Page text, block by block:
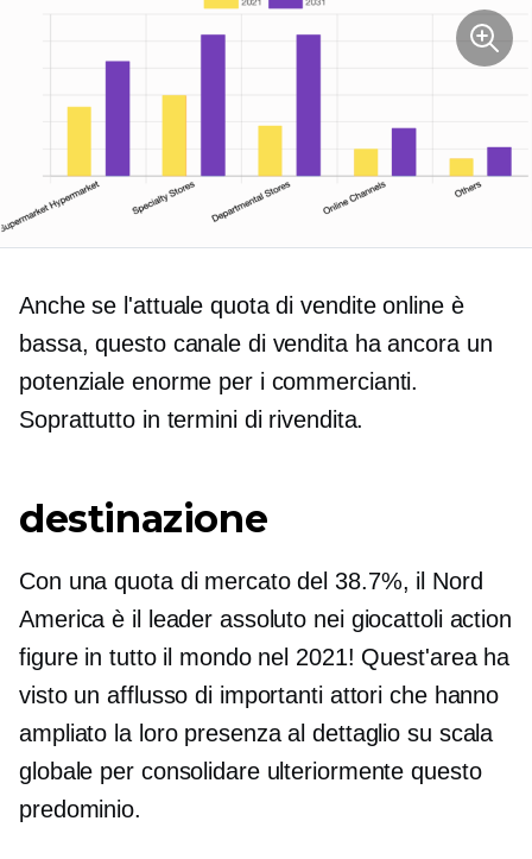
Anche se l'attuale quota di vendite online è
bassa, questo canale di vendita ha ancora un
potenziale enorme per i commercianti.
Soprattutto in termini di rivendita.
destinazione
Con una quota di mercato del 38.7%, il Nord
America è il leader assoluto nei giocattoli action
figure in tutto il mondo nel 2021! Quest'area ha
visto un afflusso di importanti attori che hanno
ampliato la loro presenza al dettaglio su scala
globale per consolidare ulteriormente questo
predominio.